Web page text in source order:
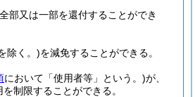
部又は一部を還付することができ
除く。)を減免することができる。
において「使用者等」という。)が、
制限することができる。